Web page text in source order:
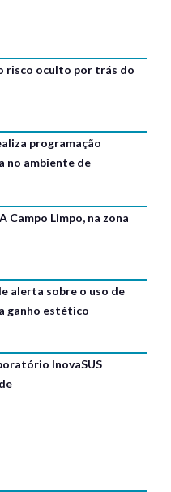
risco oculto por trás do
programação
no ambiente de
Campo Limpo, na zona
alerta sobre o uso de
ganho estético
InovaSUS